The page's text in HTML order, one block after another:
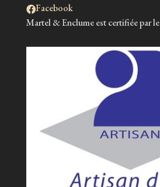
Facebook
Martel & Enclume est certifiée par